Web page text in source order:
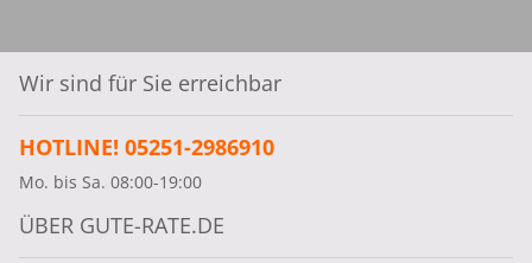
Wir sind für Sie erreichbar
HOTLINE! 05251-2986910
Mo. bis Sa. 08:00-19:00
ÜBER GUTE-RATE.DE